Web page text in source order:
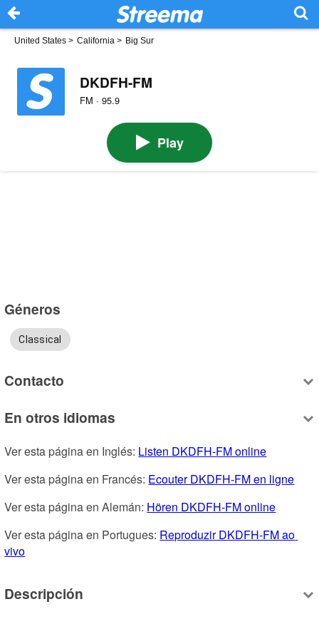
United States > California > Big Sur
DKDFH-FM
FM · 95.9
Play
Géneros
Classical
Contacto
En otros idiomas
Ver esta página en Inglés: Listen DKDFH-FM online
Ver esta página en Francés: Ecouter DKDFH-FM en ligne
Ver esta página en Alemán: Hören DKDFH-FM online
Ver esta página en Portugues: Reproduzir DKDFH-FM ao
vivo
Descripción